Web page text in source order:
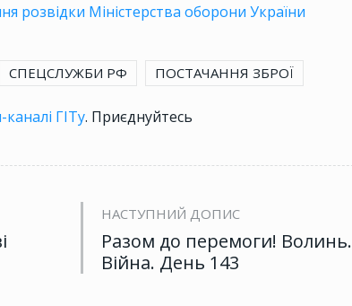
розвідки Міністерства оборони України
СПЕЦСЛУЖБИ РФ ПОСТАЧАННЯ ЗБРОЇ
ГІТу. Приєднуйтесь
НАСТУПНИЙ ДОПИС
Разом до перемоги! Волинь.
Війна. День 143